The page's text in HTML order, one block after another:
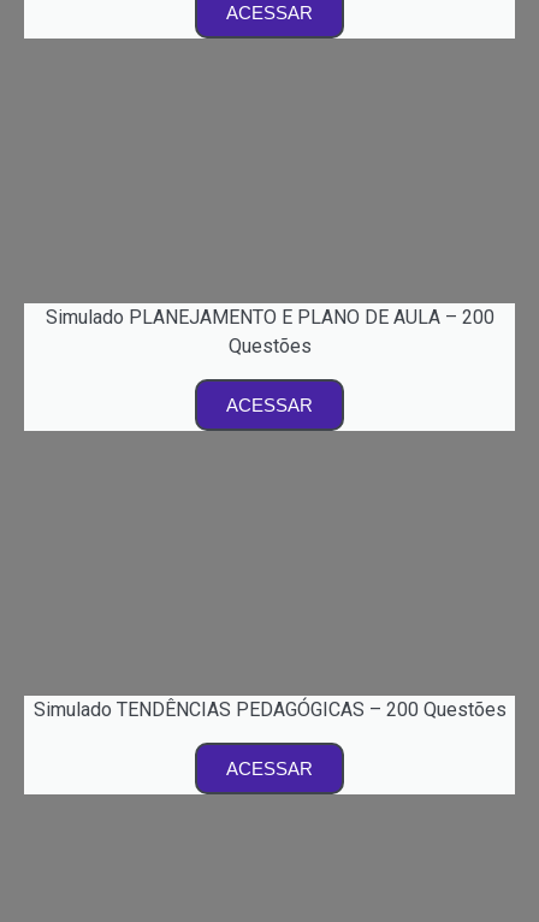
ACESSAR
Simulado PLANEJAMENTO E PLANO DE AULA – 200
Questões
ACESSAR
Simulado TENDÊNCIAS PEDAGÓGICAS – 200 Questões
ACESSAR